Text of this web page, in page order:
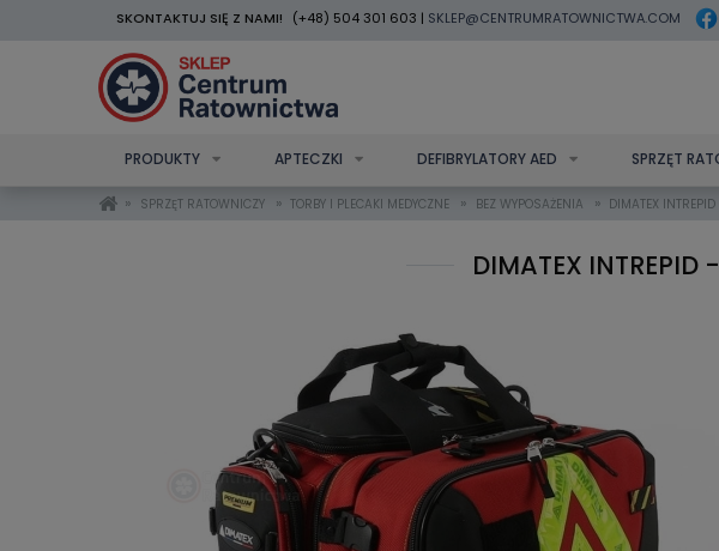
SKONTAKTUJ SIĘ Z NAMI! (+48) 504 301 603 | SKLEP@CENTRUMRATOWNICTWA.COM
PRODUKTY APTECZKI DEFIBRYLATORY AED SPRZĘT
» SPRZĘT RATOWNICZY » TORBY I PLECAKI MEDYCZNE » BEZ WYPOSAŻENIA » DIMATEX
DIMATEX INTREPID